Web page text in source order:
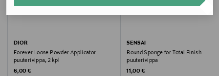
Kiina
Valmistajan tuotenumero
10009000
DIOR
Forever Loose Powder Applicator -
puuterivippa, 2 kpl
Original Price
6,00 €
SENSAI
Round Sponge for Total Finish -
puuterivippa
Original Price
11,00 €